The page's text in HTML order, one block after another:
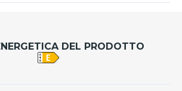
DEL PRODOTTO